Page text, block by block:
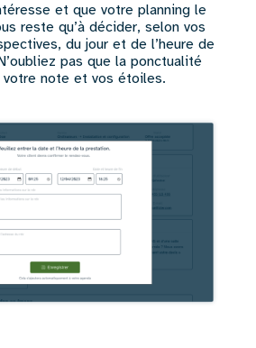
et que votre planning le
reste qu’à décider, selon vos
du jour et de l’heure de
pas que la ponctualité
note et vos étoiles.